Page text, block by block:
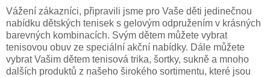
Vážení zákazníci, připravili jsme pro Vaše děti jedinečnou
nabídku dětských tenisek s gelovým odpružením v krásných
barevných kombinacích. Svým dětem můžete vybrat
tenisovou obuv ze speciální akční nabídky. Dále můžete
vybrat Vašim dětem tenisová trika, šortky, sukně a mnoho
dalších produktů z našeho širokého sortimentu, které jsou